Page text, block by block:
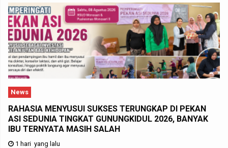
News
RAHASIA MENYUSUI SUKSES TERUNGKAP DI PEKAN
ASI SEDUNIA TINGKAT GUNUNGKIDUL 2026, BANYAK
IBU TERNYATA MASIH SALAH
1 hari yang lalu